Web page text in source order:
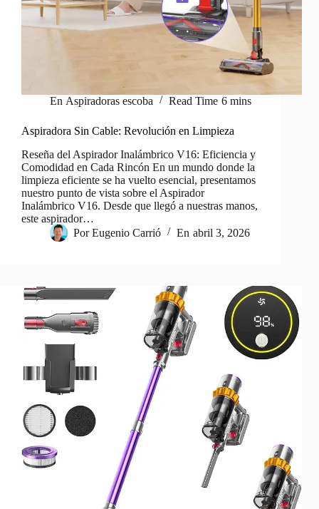
En Aspiradoras escoba Read Time 6 mins
Aspiradora Sin Cable: Revolución en Limpieza
Reseña del Aspirador Inalámbrico V16: Eficiencia y
Comodidad en Cada Rincón En un mundo donde la
limpieza eficiente se ha vuelto esencial, presentamos
nuestro punto de vista sobre el Aspirador
Inalámbrico V16. Desde que llegó a nuestras manos,
este aspirador…
Por Eugenio Carrió En abril 3, 2026